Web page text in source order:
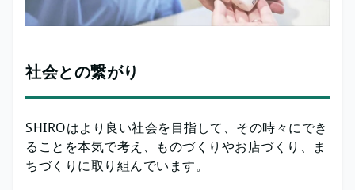
社会との繋がり
SHIROはより良い社会を目指して、その時々にでき
ることを本気で考え、ものづくりやお店づくり、ま
ちづくりに取り組んでいます。